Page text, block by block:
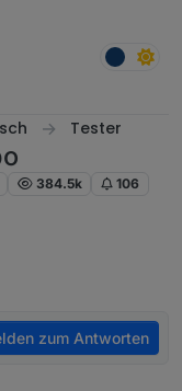
Tester
384.5k 106
zum Antworten